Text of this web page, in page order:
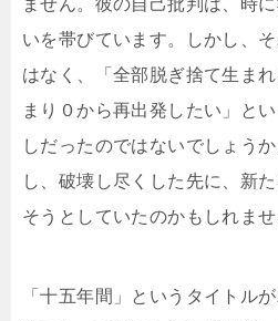
ません。彼の自己批判は、時
いを帯びています。しかし、
はなく、「全部脱ぎ捨て生ま
まり０から再出発したい」と
しだったのではないでしょう
し、破壊し尽くした先に、新
そうとしていたのかもしれませ
「十五年間」というタイトル